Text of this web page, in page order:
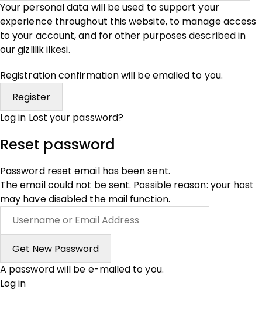
Your personal data will be used to support your
experience throughout this website, to manage access
to your account, and for other purposes described in
ourgizlilik ilkesi.
Registration confirmation will be emailed to you.
Log in Lost your password?
Reset password
Password reset email has been sent.
The email could not be sent. Possible reason: your host
may have disabled the mail function.
A password will be e-mailed to you.
Log in